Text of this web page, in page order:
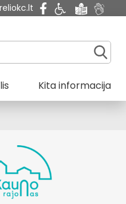
Kita informacija